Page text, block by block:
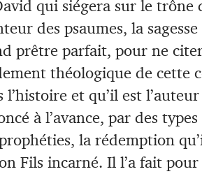
qui siégera sur le
des psaumes, la
prêtre parfait, pour ne
théologique de cette
l’histoire et qu’il est
à l’avance, par des
la rédemption
Fils incarné. Il l’a fait